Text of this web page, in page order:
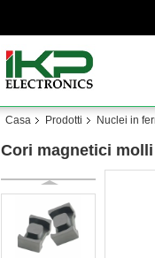
Casa Prodotti Nuclei in
Cori magnetici